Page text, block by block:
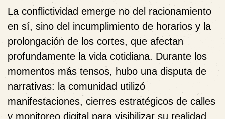
La conflictividad emerge no del racionamiento
en sí, sino del incumplimiento de horarios y la
prolongación de los cortes, que afectan
profundamente la vida cotidiana. Durante los
momentos más tensos, hubo una disputa de
narrativas: la comunidad utilizó
manifestaciones, cierres estratégicos de calles
y monitoreo digital para visibilizar su realidad,